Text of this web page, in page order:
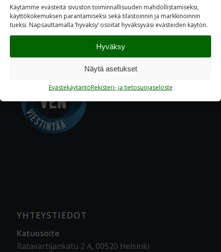
Käytämme evästeitä sivuston toiminnallisuuden mahdollistamiseksi,
käyttökokemuksen parantamiseksi sekä tilastoinnin ja markkinoinnin
tueksi. Napsauttamalla ’hyvaksy’ osoitat hyväksyväsi evästeiden käytön.
Hyväksy
Näytä asetukset
EvästekäytäntöRekisteri- ja tietosuojaseloste
YHTEYSTIEDOT
Katuosoite
Ratavartijankatu 2 A, 00520 Helsinki